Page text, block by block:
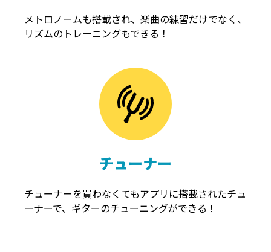
メトロノームも搭載され、楽曲の練習だけでなく、
リズムのトレーニングもできる！
チューナー
チューナーを買わなくてもアプリに搭載されたチュ
ーナーで、ギターのチューニングができる！